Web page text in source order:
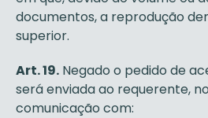
documentos, a reprodução
superior.
Art. 19. Negado o pedido de
será enviada ao requerente,
comunicação com: